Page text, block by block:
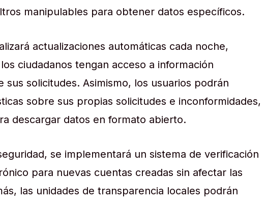
manipulables para obtener datos específicos.
actualizaciones automáticas cada noche,
ciudadanos tengan acceso a información
sus solicitudes. Asimismo, los usuarios podrán
sobre sus propias solicitudes e inconformidades,
descargar datos en formato abierto.
se implementará un sistema de verificación
para nuevas cuentas creadas sin afectar las
las unidades de transparencia locales podrán